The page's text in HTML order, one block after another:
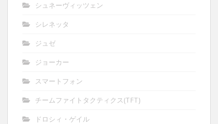
シュネーヴィッツェン
シレネッタ
ジュゼ
ジョーカー
スマートフォン
チームファイトタクティクス(TFT)
ドロシィ・ゲイル